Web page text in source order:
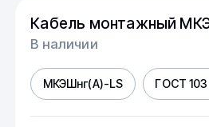
Кабель монтажный
В наличии
МКЭШнг(А)-LS ГОСТ